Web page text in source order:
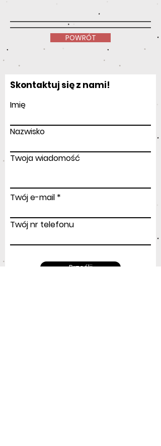
POWRÓT
Skontaktuj się z nami!
Imię
Nazwisko
Twoja wiadomość
Twój e-mail
Twój nr telefonu
Prześlij